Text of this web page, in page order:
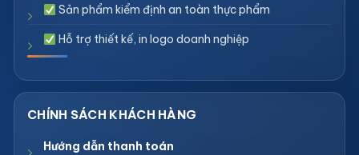
Sản phẩm kiểm định an toàn thực phẩm
Hỗ trợ thiết kế, in logo doanh nghiệp
Hướng dẫn thanh toán